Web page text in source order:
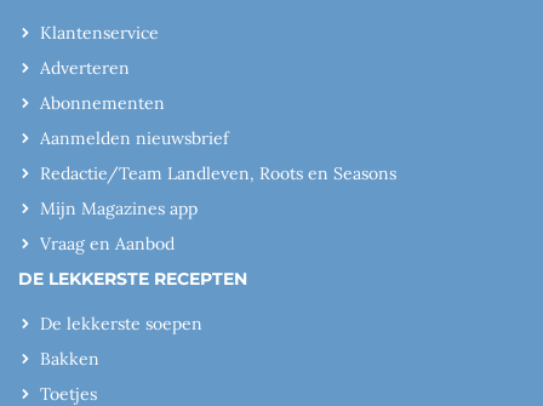
Klantenservice
Adverteren
Abonnementen
Aanmelden nieuwsbrief
Redactie/Team Landleven, Roots en Seasons
Mijn Magazines app
Vraag en Aanbod
DE LEKKERSTE RECEPTEN
De lekkerste soepen
Bakken
Toetjes